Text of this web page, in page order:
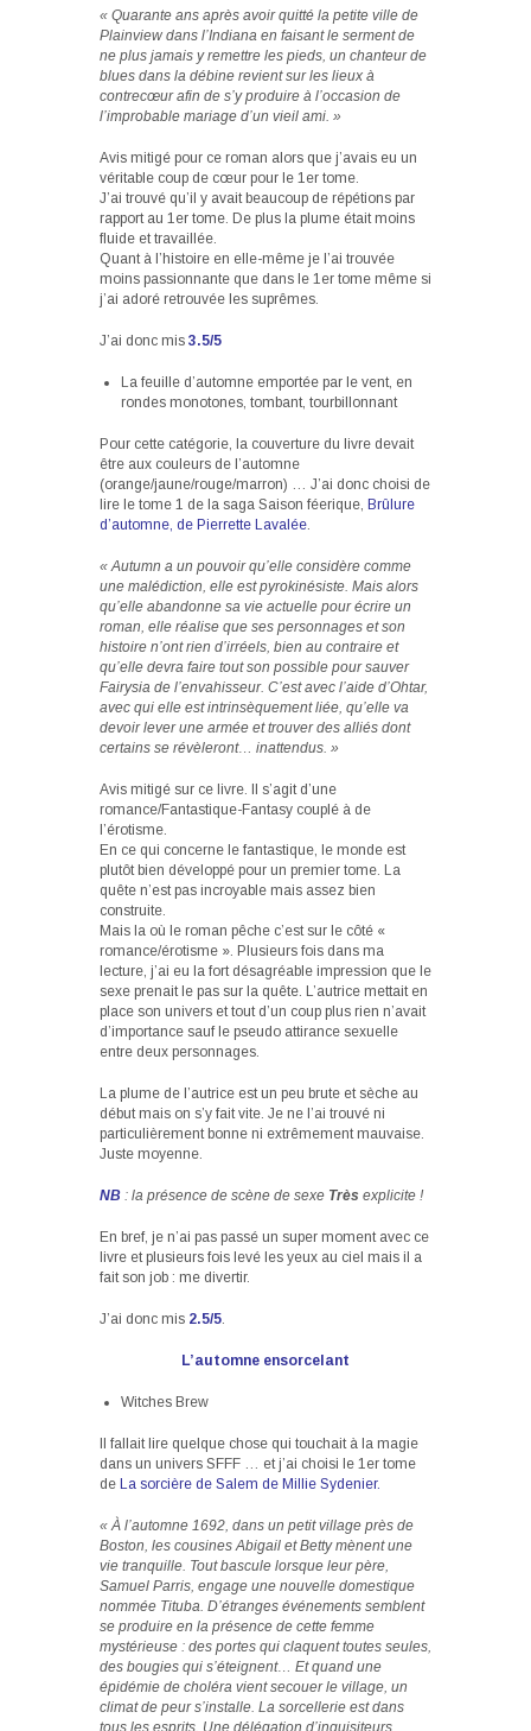
« Quarante ans après avoir quitté la petite ville de
Plainview dans l’Indiana en faisant le serment de
ne plus jamais y remettre les pieds, un chanteur de
blues dans la débine revient sur les lieux à
contrecœur afin de s’y produire à l’occasion de
l’improbable mariage d’un vieil ami. »
Avis mitigé pour ce roman alors que j’avais eu un
véritable coup de cœur pour le 1er tome.
J’ai trouvé qu’il y avait beaucoup de répétions par
rapport au 1er tome. De plus la plume était moins
fluide et travaillée.
Quant à l’histoire en elle-même je l’ai trouvée
moins passionnante que dans le 1er tome même si
j’ai adoré retrouvée les suprêmes.
J’ai donc mis 3.5/5
La feuille d’automne emportée par le vent, en
rondes monotones, tombant, tourbillonnant
Pour cette catégorie, la couverture du livre devait
être aux couleurs de l’automne
(orange/jaune/rouge/marron) … J’ai donc choisi de
lire le tome 1 de la saga Saison féerique, Brûlure
d’automne, de Pierrette Lavalée.
« Autumn a un pouvoir qu’elle considère comme
une malédiction, elle est pyrokinésiste. Mais alors
qu’elle abandonne sa vie actuelle pour écrire un
roman, elle réalise que ses personnages et son
histoire n’ont rien d’irréels, bien au contraire et
qu’elle devra faire tout son possible pour sauver
Fairysia de l’envahisseur. C’est avec l’aide d’Ohtar,
avec qui elle est intrinsèquement liée, qu’elle va
devoir lever une armée et trouver des alliés dont
certains se révèleront… inattendus. »
Avis mitigé sur ce livre. Il s’agit d’une
romance/Fantastique-Fantasy couplé à de
l’érotisme.
En ce qui concerne le fantastique, le monde est
plutôt bien développé pour un premier tome. La
quête n’est pas incroyable mais assez bien
construite.
Mais la où le roman pêche c’est sur le côté «
romance/érotisme ». Plusieurs fois dans ma
lecture, j’ai eu la fort désagréable impression que le
sexe prenait le pas sur la quête. L’autrice mettait en
place son univers et tout d’un coup plus rien n’avait
d’importance sauf le pseudo attirance sexuelle
entre deux personnages.
La plume de l’autrice est un peu brute et sèche au
début mais on s’y fait vite. Je ne l’ai trouvé ni
particulièrement bonne ni extrêmement mauvaise.
Juste moyenne.
NB : la présence de scène de sexe Très explicite !
En bref, je n’ai pas passé un super moment avec ce
livre et plusieurs fois levé les yeux au ciel mais il a
fait son job : me divertir.
J’ai donc mis 2.5/5.
L’automne ensorcelant
Witches Brew
Il fallait lire quelque chose qui touchait à la magie
dans un univers SFFF … et j’ai choisi le 1er tome
de La sorcière de Salem de Millie Sydenier.
« À l’automne 1692, dans un petit village près de
Boston, les cousines Abigail et Betty mènent une
vie tranquille. Tout bascule lorsque leur père,
Samuel Parris, engage une nouvelle domestique
nommée Tituba. D’étranges événements semblent
se produire en la présence de cette femme
mystérieuse : des portes qui claquent toutes seules,
des bougies qui s’éteignent… Et quand une
épidémie de choléra vient secouer le village, un
climat de peur s’installe. La sorcellerie est dans